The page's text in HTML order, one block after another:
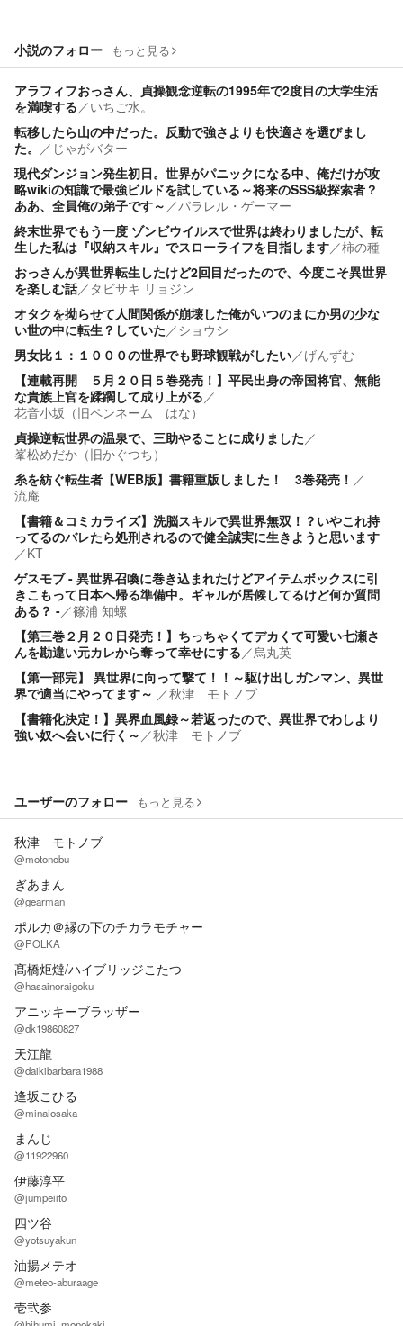
小説のフォロー もっと見る
アラフィフおっさん、貞操観念逆転の1995年で2度目の大学生活
を満喫する／いちご水。
転移したら山の中だった。反動で強さよりも快適さを選びまし
た。 ／ じゃがバター
現代ダンジョン発生初日。世界がパニックになる中、俺だけが攻
略wikiの知識で最強ビルドを試している～将来のSSS級探索者？
ああ、全員俺の弟子です～ ／パラレル・ゲーマー
終末世界でもう一度 ゾンビウイルスで世界は終わりましたが、転
生した私は『収納スキル』でスローライフを目指します／柿の種
おっさんが異世界転生したけど2回目だったので、今度こそ異世界
を楽しむ話／ タビサキ リョジン
オタクを拗らせて人間関係が崩壊した俺がいつのまにか男の少な
い世の中に転生？していた／ショウシ
男女比１：１０００の世界でも野球観戦がしたい／げんずむ
【連載再開 ５月２０日５巻発売！】平民出身の帝国将官、無能
な貴族上官を蹂躙して成り上がる／
花音小坂（旧ペンネーム はな）
貞操逆転世界の温泉で、三助やることに成りました／
峯松めだか（旧かぐつち）
糸を紡ぐ転生者【WEB版】書籍重版しました！ 3巻発売！ ／
流庵
【書籍＆コミカライズ】洗脳スキルで異世界無双！？いやこれ持
ってるのバレたら処刑されるので健全誠実に生きようと思います
／KT
ゲスモブ - 異世界召喚に巻き込まれたけどアイテムボックスに引
きこもって日本へ帰る準備中。ギャルが居候してるけど何か質問
ある？ -／篠浦 知螺
【第三巻２月２０日発売！】ちっちゃくてデカくて可愛い七瀬さ
んを勘違い元カレから奪って幸せにする／烏丸英
【第一部完】 異世界に向って撃て！！～駆け出しガンマン、異世
界で適当にやってます～ ／秋津 モトノブ
【書籍化決定！】異界血風録～若返ったので、異世界でわしより
強い奴へ会いに行く～ ／秋津 モトノブ
ユーザーのフォロー もっと見る
秋津 モトノブ
@motonobu
ぎあまん
@gearman
ポルカ＠縁の下のチカラモチャー
@POLKA
髙橋炬燵/ハイブリッジこたつ
@hasainoraigoku
アニッキーブラッザー
@dk19860827
天江龍
@daikibarbara1988
逢坂こひる
@minaiosaka
まんじ
@11922960
伊藤淳平
@jumpeiito
四ツ谷
@yotsuyakun
油揚メテオ
@meteo-aburaage
壱弐参